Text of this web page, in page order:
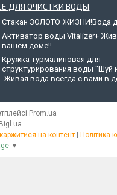
ДЛЯ ОЧИСТКИ ВОДЫ
Стакан ЗОЛОТО ЖИЗНИ!Вода
Активатор воды Vitalizer+
вашем доме!!
Кружка турмалиновая для
структурирования воды "Шуй
.Живая вода всегда с вами в
Prom.ua
на контент | Політика
▼